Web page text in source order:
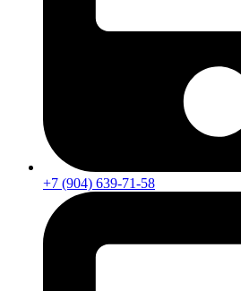
+7 (904) 639-71-58